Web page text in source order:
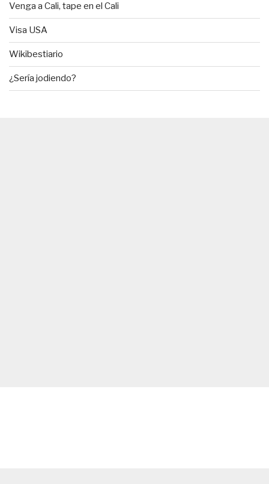
Venga a Cali, tape en el Cali
Visa USA
Wikibestiario
¿Sería jodiendo?